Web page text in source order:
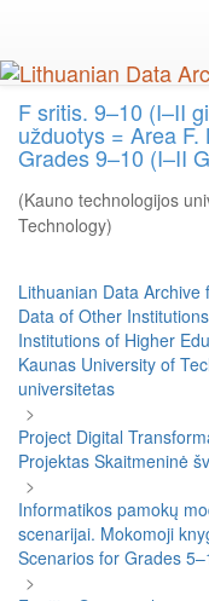
main
content
F sritis. 9–10 (I–II
užduotys = Area
Grades 9–10 (I–II
(Kauno technologijos
Technology)
Lithuanian Data Archive
Data of Other
Institutions of Higher
Kaunas University of
universitetas
>
Project Digital
Projektas Skaitmeninė
>
Informatikos pamokų
scenarijai. Mokomoji
Scenarios for Grades
>